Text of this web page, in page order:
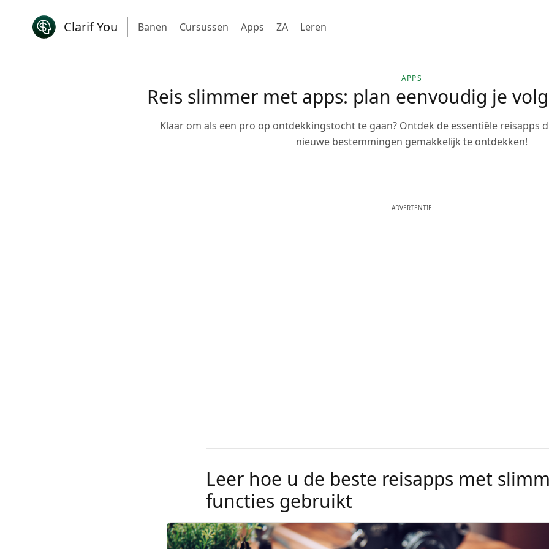
Clarif You Banen Cursussen Apps ZA Leren
APPS
Reis slimmer met apps: plan eenvoudig je
Klaar om als een pro op ontdekkingstocht te gaan? Ontdek de essentiële reisapps
nieuwe bestemmingen gemakkelijk te ontdekken!
ADVERTENTIE
Leer hoe u de beste reisapps met
functies gebruikt